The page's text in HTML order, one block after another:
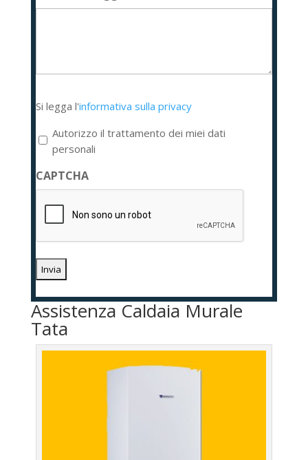
legga
l'informativa
sulla
privacy
*
Si legga l'informativa sulla privacy
Autorizzo il trattamento dei miei dati
personali
CAPTCHA
Assistenza Caldaia Murale
Tata